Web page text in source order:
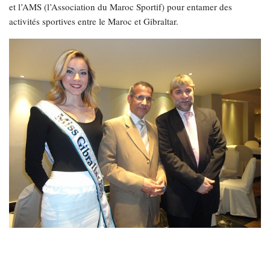
et l’AMS (l’Association du Maroc Sportif) pour entamer des
activités sportives entre le Maroc et Gibraltar.